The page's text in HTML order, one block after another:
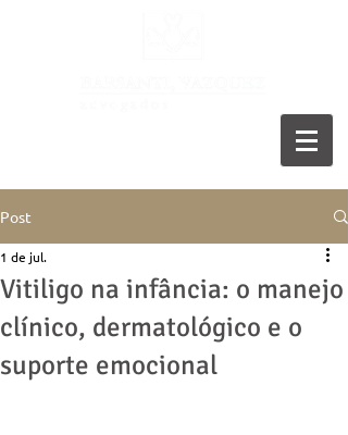
Post
Vitiligo na infância: o manejo
clínico, dermatológico e o
suporte emocional
1 de jul.